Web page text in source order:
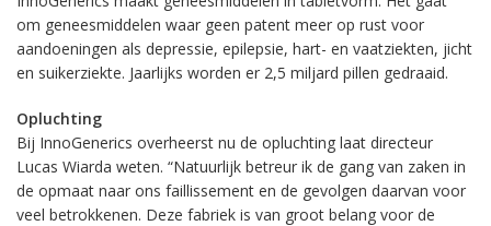
om geneesmiddelen waar geen patent meer op rust voor
aandoeningen als depressie, epilepsie, hart- en vaatziekten, jicht
en suikerziekte. Jaarlijks worden er 2,5 miljard pillen gedraaid.
Opluchting
Bij InnoGenerics overheerst nu de opluchting laat directeur
Lucas Wiarda weten. “Natuurlijk betreur ik de gang van zaken in
de opmaat naar ons faillissement en de gevolgen daarvan voor
veel betrokkenen. Deze fabriek is van groot belang voor de